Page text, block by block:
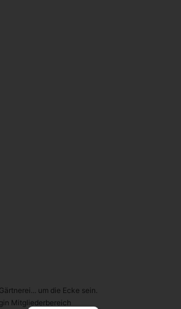
um die Ecke sein.
Mit­glie­der­be­reichEnglish